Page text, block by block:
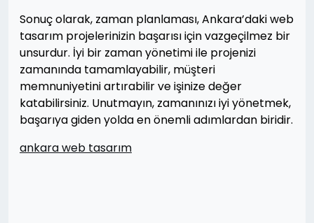
Sonuç olarak, zaman planlaması, Ankara’daki web
tasarım projelerinizin başarısı için vazgeçilmez bir
unsurdur. İyi bir zaman yönetimi ile projenizi
zamanında tamamlayabilir, müşteri
memnuniyetini artırabilir ve işinize değer
katabilirsiniz. Unutmayın, zamanınızı iyi yönetmek,
başarıya giden yolda en önemli adımlardan biridir.
ankara web tasarım